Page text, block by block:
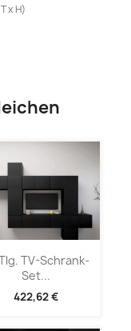
x H)
TV-Schrank-
Set...
422,62 €